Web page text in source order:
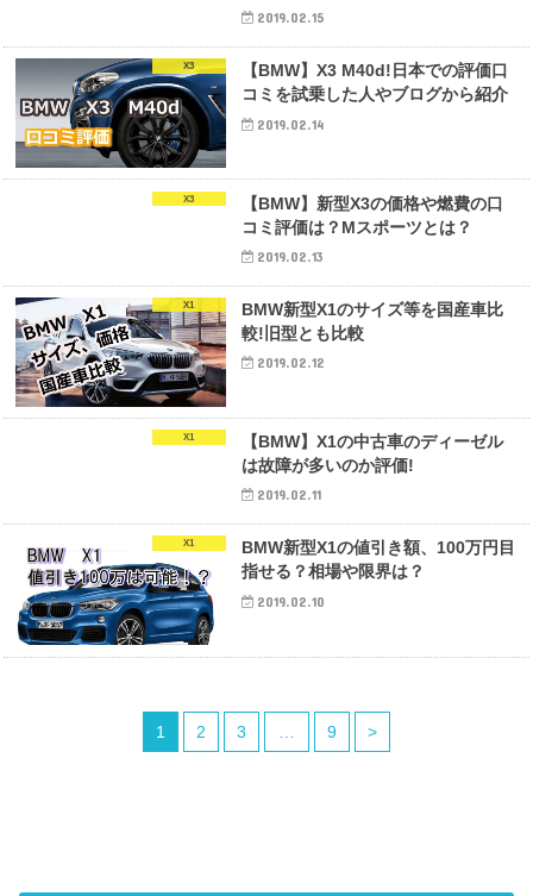
2019.02.15
X3
【BMW】X3 M40d!日本での評価口
コミを試乗した人やブログから紹介
2019.02.14
X3
【BMW】新型X3の価格や燃費の口
コミ評価は？Mスポーツとは？
2019.02.13
X1
BMW新型X1のサイズ等を国産車比
較!旧型とも比較
2019.02.12
X1
【BMW】X1の中古車のディーゼル
は故障が多いのか評価!
2019.02.11
X1
BMW新型X1の値引き額、100万円目
指せる？相場や限界は？
2019.02.10
1 2 3 9 >